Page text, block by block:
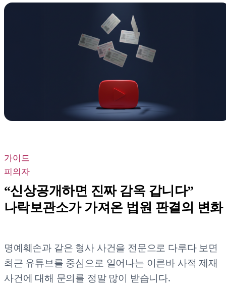
가이드
피의자
“신상공개하면 진짜 감옥 갑니다”
나락보관소가 가져온 법원 판결의 변화
명예훼손과 같은 형사 사건을 전문으로 다루다 보면
최근 유튜브를 중심으로 일어나는 이른바 사적 제재
사건에 대해 문의를 정말 많이 받습니다.